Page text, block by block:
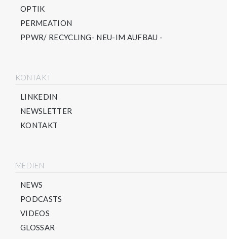
OPTIK
PERMEATION
PPWR/ RECYCLING- NEU-IM AUFBAU -
KONTAKT
LINKEDIN
NEWSLETTER
KONTAKT
MEDIEN
NEWS
PODCASTS
VIDEOS
GLOSSAR